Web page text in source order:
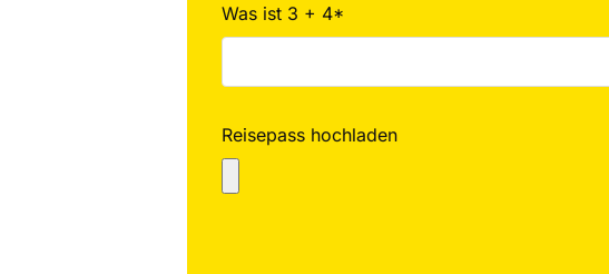
Was ist 3 + 4*
Reisepass hochladen